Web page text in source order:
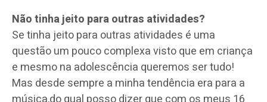
Não tinha jeito para outras atividades?
Se tinha jeito para outras atividades é uma
questão um pouco complexa visto que em criança
e mesmo na adolescência queremos ser tudo!
Mas desde sempre a minha tendência era para a